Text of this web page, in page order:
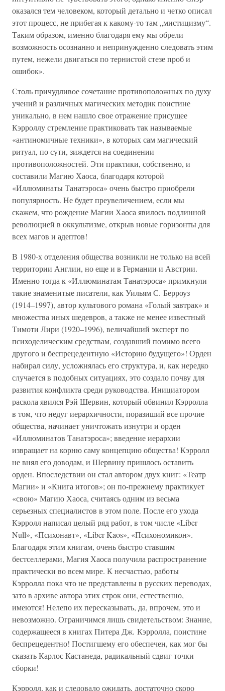
оказался тем человеком, который детально и четко описал
этот процесс, не прибегая к какому-то там „мистицизму“.
Таким образом, именно благодаря ему мы обрели
возможность осознанно и непринужденно следовать этим
путем, нежели двигаться по тернистой стезе проб и
ошибок».
Столь причудливое сочетание противоположных по духу
учений и различных магических методик поистине
уникально, в нем нашло свое отражение присущее
Кэрроллу стремление практиковать так называемые
«антиномичные техники», в которых сам магический
ритуал, по сути, зиждется на соединении
противоположностей. Эти практики, собственно, и
составили Магию Хаоса, благодаря которой
«Иллюминаты Танатэроса» очень быстро приобрели
популярность. Не будет преувеличением, если мы
скажем, что рождение Магии Хаоса явилось подлинной
революцией в оккультизме, открыв новые горизонты для
всех магов и адептов!
В 1980-х отделения общества возникли не только на всей
территории Англии, но еще и в Германии и Австрии.
Именно тогда к «Иллюминатам Танатэроса» примкнули
такие знаменитые писатели, как Уильям С. Берроуз
(1914–1997), автор культового романа «Голый завтрак» и
множества иных шедевров, а также не менее известный
Тимоти Лири (1920–1996), величайший эксперт по
психоделическим средствам, создавший помимо всего
другого и беспрецедентную «Историю будущего»! Орден
набирал силу, усложнялась его структура, и, как нередко
случается в подобных ситуациях, это создало почву для
развития конфликта среди руководства. Инициатором
раскола явился Рэй Шервин, который обвинил Кэрролла
в том, что недуг иерархичности, поразиший все прочие
общества, начинает уничтожать изнутри и орден
«Иллюминатов Танатэроса»; введение иерархии
извращает на корню саму концепцию общества! Кэрролл
не внял его доводам, и Шервину пришлось оставить
орден. Впоследствии он стал автором двух книг: «Театр
Магии» и «Книга итогов»; он по-прежнему практикует
«свою» Магию Хаоса, считаясь одним из весьма
серьезных специалистов в этом поле. После его ухода
Кэрролл написал целый ряд работ, в том числе «Liber
Null», «Психонавт», «Liber Kaos», «Психономикон».
Благодаря этим книгам, очень быстро ставшим
бестселлерами, Магия Хаоса получила распространение
практически во всем мире. К несчастью, работы
Кэрролла пока что не представлены в русских переводах,
зато в архиве автора этих строк они, естественно,
имеются! Нелепо их пересказывать, да, впрочем, это и
невозможно. Ограничимся лишь свидетельством: Знание,
содержащееся в книгах Питера Дж. Кэрролла, поистине
беспрецедентно! Постигшему его обеспечен, как мог бы
сказать Карлос Кастанеда, радикальный сдвиг точки
сборки!
Кэрролл, как и следовало ожидать, достаточно скоро